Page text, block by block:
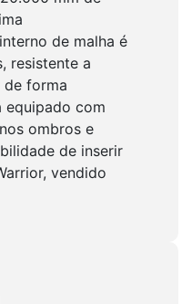
de malha é
resistente a
de forma
equipado com
ombros e
de inserir
vendido